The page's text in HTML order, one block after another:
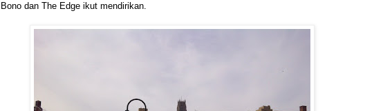
Bono dan The Edge ikut mendirikan.